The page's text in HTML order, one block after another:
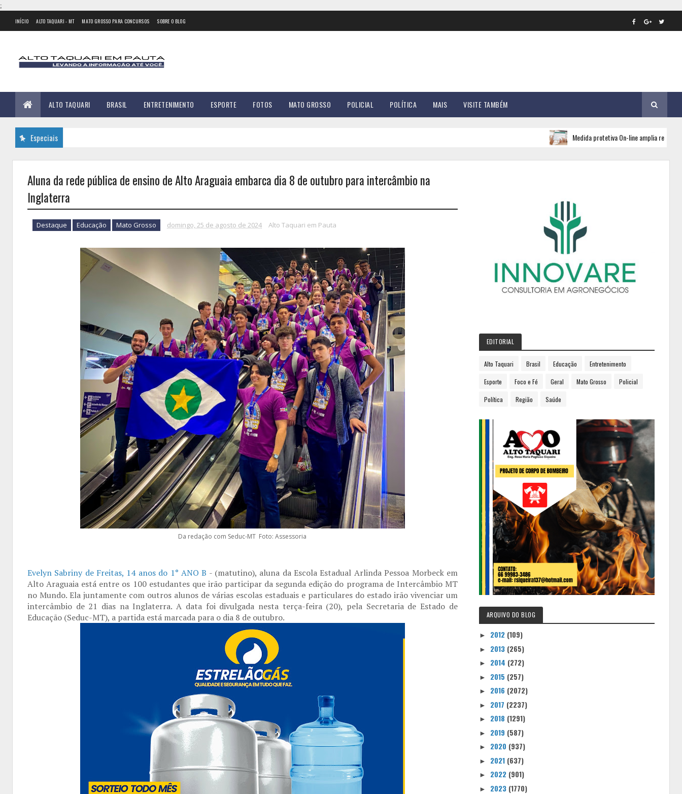
;
INÍCIO ALTO TAQUARI - MT MATO GROSSO PARA CONCURSOS SOBRE O BLOG
ALTO TAQUARI BRASIL ENTRETENIMENTO ESPORTE FOTOS MATO GROSSO POLICIAL POLÍTICA MAIS VISITE TAMBÉM
Especiais Medida protetiva On-line amplia rede de apoio e
Aluna da rede pública de ensino de Alto Araguaia embarca dia 8 de outubro para intercâmbio na
Inglaterra
Destaque Educação Mato Grosso domingo, 25 de agosto de 2024 Alto Taquari em Pauta
Da redação com Seduc-MT Foto: Assessoria
Evelyn Sabriny de Freitas, 14 anos do 1° ANO B - (matutino), aluna da Escola Estadual Arlinda Pessoa Morbeck em
Alto Araguaia está entre os 100 estudantes que irão participar da segunda edição do programa de Intercâmbio MT
no Mundo. Ela juntamente com outros alunos de várias escolas estaduais e particulares do estado irão vivenciar um
intercâmbio de 21 dias na Inglaterra. A data foi divulgada nesta terça-feira (20), pela Secretaria de Estado de
Educação (Seduc-MT), a partida está marcada para o dia 8 de outubro.
EDITORIAL
Alto Taquari Brasil Educação Entretenimento
Esporte Foco e Fé Geral Mato Grosso Policial
Política Região Saúde
ARQUIVO DO BLOG
► 2012 (109)
► 2013 (265)
► 2014 (272)
► 2015 (257)
► 2016 (2072)
► 2017 (2237)
► 2018 (1291)
► 2019 (587)
► 2020 (937)
► 2021 (637)
► 2022 (901)
► 2023 (1770)